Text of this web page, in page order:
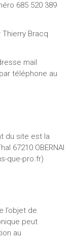
685 520 389
Bracq
mail
téléphone au
du site est la
67210 OBERNAI
que-pro.fr)
l’objet de
peut
au